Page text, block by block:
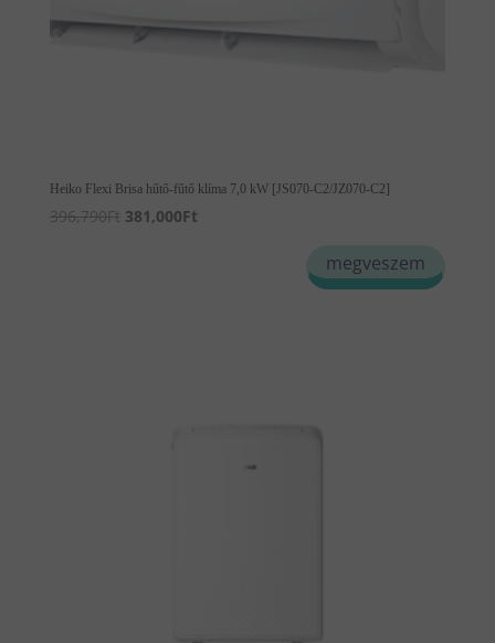
Heiko Flexi Brisa hűtő-fűtő klíma 7,0 kW [JS070-C2/JZ070-C2]
396,790Ft Original
381,000FtCurrent
megveszem